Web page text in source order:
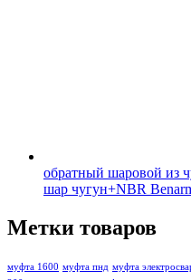
обратный шаровой из
шар чугун+NBR
Метки товаров
муфта 1600 муфта пнд муфта